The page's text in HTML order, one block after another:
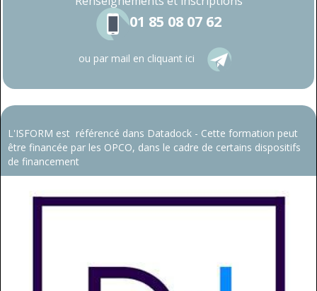
01 85 08 07 62
ou par mail en cliquant ici
L'ISFORM est référencé dans Datadock - Cette formation peut
être financée par les OPCO, dans le cadre de certains dispositifs
de financement